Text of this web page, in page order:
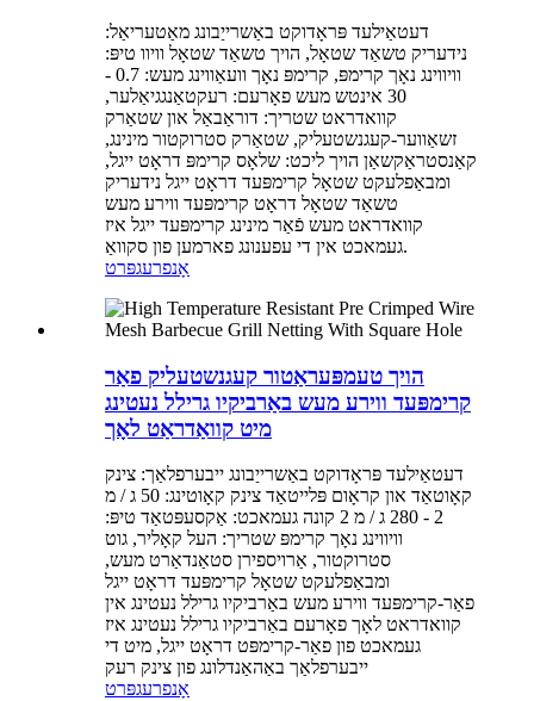
דעטאַילעד פּראָדוקט באַשרייַבונג מאַטעריאַל:
נידעריק טשאַד שטאָל, הויך טשאַד שטאָל וויוו טיפּ:
וויווינג נאָך קרימפּ, קרימפּ נאָך וועאַווינג מעש: 0.7 -
30 אינטש מעש פאָרעם: רעקטאַנגגיאַלער,
קוואדראט שטריך: דוראַבאַל און שטאַרק
זשאַווער-קעגנשטעליק, שטאַרק סטרוקטור מינינג,
קאַנסטראַקשאַן הויך ליכט: שלאָס קרימפּ דראָט ייגל,
ומבאַפלעקט שטאָל קרימפּעד דראָט ייגל נידעריק
טשאַד שטאָל דראָט קרימפּעד ווירע מעש
קוואדראט מעש פֿאַר מינינג קרימפּעד ייגל איז
געמאכט אין די עפענונג פארמען פון סקוואַ.
אָנפרעגפּרט
הויך טעמפּעראַטור קעגנשטעליק פאַר
קרימפּעד ווירע מעש באַרביקיו גרילל נעטינג
מיט קוואַדראַט לאָך
דעטאַילעד פּראָדוקט באַשרייַבונג ייבערפלאַך: צינק
קאָוטאַד און קראָום פּלייטאַד צינק קאָוטינג: 50 ג / מ
2 - 280 ג / מ 2 קונה געמאכט: אַקסעפּטאַד טיפּ:
וויווינג נאָך קרימפּ שטריך: העל קאָליר, גוט
סטרוקטור, אַרויספירן סטאַנדאַרט מעש,
ומבאַפלעקט שטאָל קרימפּעד דראָט ייגל
פאַר-קרימפּעד ווירע מעש באַרביקיו גרילל נעטינג אין
קוואדראט לאָך פאָרעם באַרביקיו גרילל נעטינג איז
געמאכט פון פאַר-קרימפּט דראָט ייגל, מיט די
ייבערפלאַך באַהאַנדלונג פון צינק רעק
אָנפרעגפּרט